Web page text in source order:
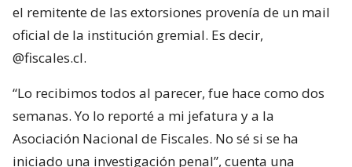
el remitente de las extorsiones provenía de un mail
oficial de la institución gremial. Es decir,
@fiscales.cl.
“Lo recibimos todos al parecer, fue hace como dos
semanas. Yo lo reporté a mi jefatura y a la
Asociación Nacional de Fiscales. No sé si se ha
iniciado una investigación penal”, cuenta una